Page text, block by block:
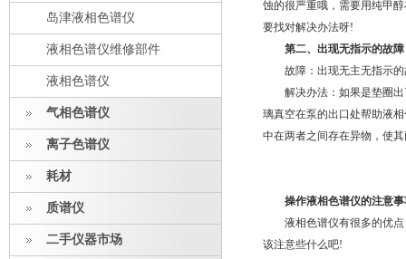
岛津液相色谱仪
液相色谱仪维修部件
液相色谱仪
气相色谱仪
离子色谱仪
耗材
质谱仪
二手仪器市场
蚀的很严重哦，需要用纯甲
要找对解决办法呀!
第二、出现无指示的故障
故障：出现无主无指示的
解决办法：如果是垫圈出
璃真空在泵的出口处帮助液
中在两者之间存在异物，使
操作液相色谱仪的注意事
液相色谱仪有很多的优点
该注意些什么吧!